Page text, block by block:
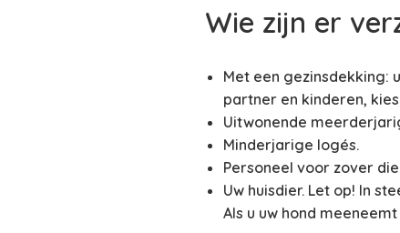
Wie zijn er
Met een gezinsdekking:
partner en kinderen,
Uitwonende
Minderjarige logés.
Personeel voor zover
Uw huisdier. Let op! In
Als u uw hond